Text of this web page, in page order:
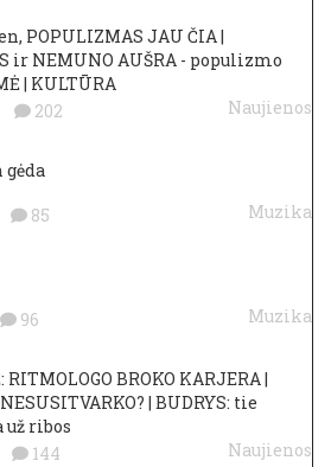
POPULIZMAS JAU ČIA |
ir NEMUNO AUŠRA - populizmo
| KULTŪRA
202
Naujienos
gėda
85
Muzika
96
Muzika
BROKO KARJERA |
| BUDRYS: tie
ribos
144
Naujienos